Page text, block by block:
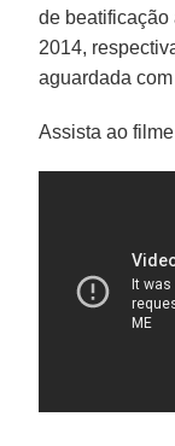
de beatificação
2014,
aguardada
Assista ao